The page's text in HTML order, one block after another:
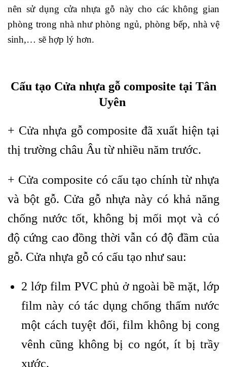
nên sử dụng cửa nhựa gỗ này cho các không gian
phòng trong nhà như phòng ngủ, phòng bếp, nhà vệ
sinh,… sẽ hợp lý hơn.
Cấu tạo Cửa nhựa gỗ composite tại Tân
Uyên
+ Cửa nhựa gỗ composite đã xuất hiện tại
thị trường châu Âu từ nhiều năm trước.
+ Cửa composite có cấu tạo chính từ nhựa
và bột gỗ. Cửa gỗ nhựa này có khả năng
chống nước tốt, không bị mối mọt và có
độ cứng cao đồng thời vẫn có độ đầm của
gỗ. Cửa nhựa gỗ có cấu tạo như sau:
2 lớp film PVC phủ ở ngoài bề mặt, lớp
film này có tác dụng chống thấm nước
một cách tuyệt đối, film không bị cong
vênh cũng không bị co ngót, ít bị trầy
xước.